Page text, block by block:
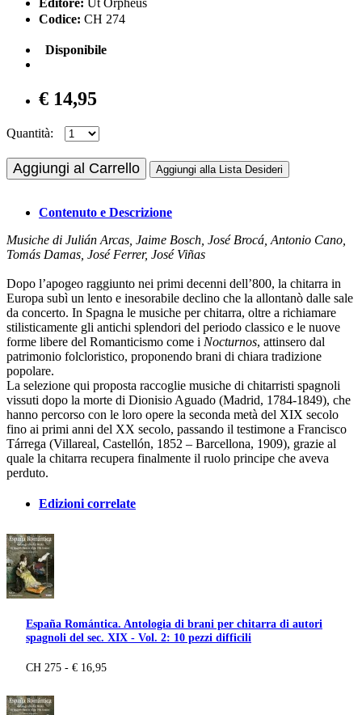
Editore: Ut Orpheus
Codice: CH 274
Disponibile
€ 14,95
Quantità:
Aggiungi al Carrello Aggiungi alla Lista Desideri
Contenuto e Descrizione
Musiche di Julián Arcas, Jaime Bosch, José Brocá, Antonio Cano,
Tomás Damas, José Ferrer, José Viñas
Dopo l’apogeo raggiunto nei primi decenni dell’800, la chitarra in
Europa subì un lento e inesorabile declino che la allontanò dalle sale
da concerto. In Spagna le musiche per chitarra, oltre a richiamare
stilisticamente gli antichi splendori del periodo classico e le nuove
forme libere del Romanticismo come i Nocturnos, attinsero dal
patrimonio folcloristico, proponendo brani di chiara tradizione
popolare.
La selezione qui proposta raccoglie musiche di chitarristi spagnoli
vissuti dopo la morte di Dionisio Aguado (Madrid, 1784-1849), che
hanno percorso con le loro opere la seconda metà del XIX secolo
fino ai primi anni del XX secolo, passando il testimone a Francisco
Tárrega (Villareal, Castellón, 1852 – Barcellona, 1909), grazie al
quale la chitarra recupera finalmente il ruolo principe che aveva
perduto.
Edizioni correlate
España Romántica. Antologia di brani per chitarra di autori
spagnoli del sec. XIX - Vol. 2: 10 pezzi difficili
CH 275 - € 16,95